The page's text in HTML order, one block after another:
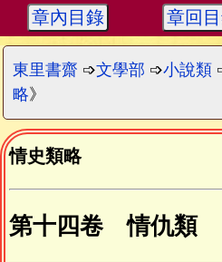
章內目錄 章回
東里書齋 ➩文學部 ➩小說類
略》
情史類略
第十四卷 情仇類